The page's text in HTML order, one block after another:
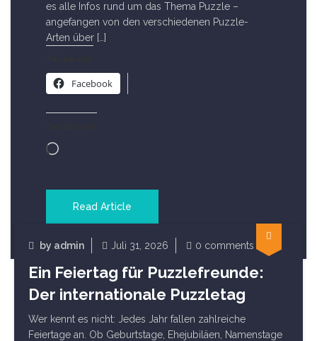
es alle Infos rund um das Thema Puzzle –
angefangen von den verschiedenen Puzzle-
Arten über […]
Facebook
Wird
Read Article
Fun Facts
by admin Juli 31, 2026 0 comments
Ein Feiertag für Puzzlefreunde:
Der internationale Puzzletag
Wer kennt es nicht: Jedes Jahr fallen zahlreiche
Feiertage an. Ob Geburtstage, Ehejubiläen, Namenstage